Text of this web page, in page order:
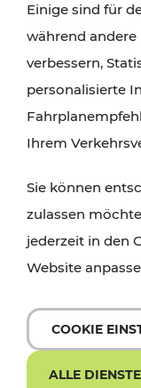
Einige sind für
während andere
verbessern,
personalisierte
Ihrem
Sie können
zulassen
jederzeit in den
Website
COOKIE
ALLE